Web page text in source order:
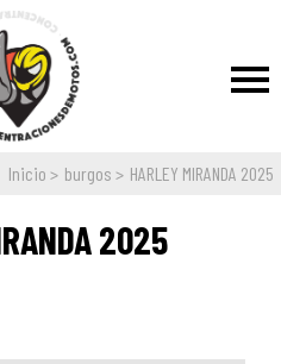
Inicio burgos HARLEY MIRANDA 2025
2025